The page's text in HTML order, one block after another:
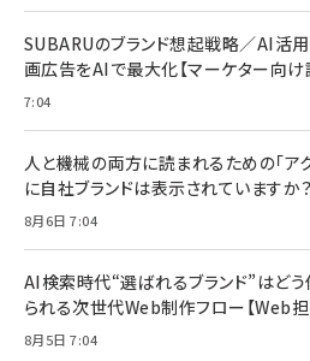
￥880
ママ投資家が育休中
組織の成果を最大化
￥1,980
Amazonランキン
￥6,980
全ワイヤレスイヤホン
技術基準適合】ブラッ
￥5,990
ケーブル Anker絡ま
ド付き USB PD対応
17 / 16 / 15 /
Pro/Air 各種対応
￥1,890
Pro/Air 各種対応
￥1,890
サッポロ 生ビール
ル ケース買い【6/30
￥4,857
SUBARUのブランド想起戦略／AI活用
画広告をAIで最大化【マーケター向け
7:04
人と機械の両方に読まれるための「ア
に自社ブランドは表示されていますか
8月6日 7:04
AI検索時代“選ばれるブランド”はど
られる次世代Web制作フロー【Web
8月5日 7:04